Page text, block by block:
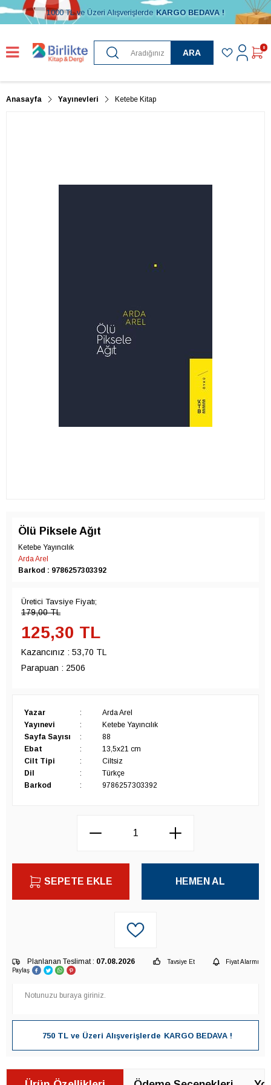
1000 TL ve Üzeri Alışverişlerde KARGO BEDAVA !
ARA
0
Anasayfa Yayınevleri Ketebe Kitap
Ölü Piksele Ağıt
Ketebe Yayıncılık
Arda Arel
Barkod : 9786257303392
Üretici Tavsiye Fiyatı;
179,00TL
125,30 TL
Kazancınız : 53,70 TL
Parapuan : 2506
Yazar :
Arda Arel
Yayınevi
:
Ketebe Yayıncılık
Sayfa Sayısı
:
88
Ebat
:
13,5x21 cm
Cilt Tipi
:
Ciltsiz
Dil
:
Türkçe
Barkod
: 9786257303392
SEPETE EKLE HEMEN AL
Planlanan Teslimat : 07.08.2026 Tavsiye Et
Fiyat Alarmı
Paylaş
750 TL ve Üzeri Alışverişlerde KARGO BEDAVA !